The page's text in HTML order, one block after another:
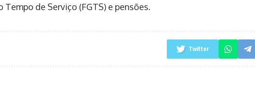
Tempo de Serviço (FGTS) e pensões.
Twitter